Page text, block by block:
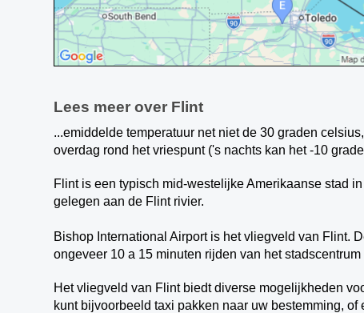
Lees meer over Flint
...emiddelde temperatuur net niet de 30 graden
overdag rond het vriespunt ('s nachts kan het -10
Flint is een typisch mid-westelijke Amerikaanse stad
gelegen aan de Flint rivier.
Bishop International Airport is het vliegveld van Flint.
ongeveer 10 a 15 minuten rijden van het
Het vliegveld van Flint biedt diverse mogelijkheden
kunt bijvoorbeeld taxi pakken naar uw bestemming,